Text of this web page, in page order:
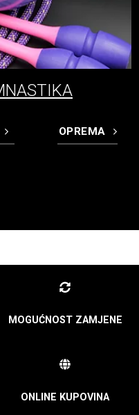
OPREMA
MOGUĆNOST ZAMJENE
ONLINE KUPOVINA